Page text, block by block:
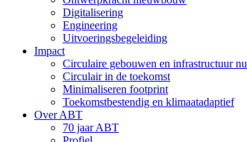
Digitalisering
Engineering
Uitvoeringsbegeleiding
Impact
Circulaire gebouwen en infrastructuur nu
Circulair in de toekomst
Minimaliseren footprint
Toekomstbestendig en klimaatadaptief
Over ABT
70 jaar ABT